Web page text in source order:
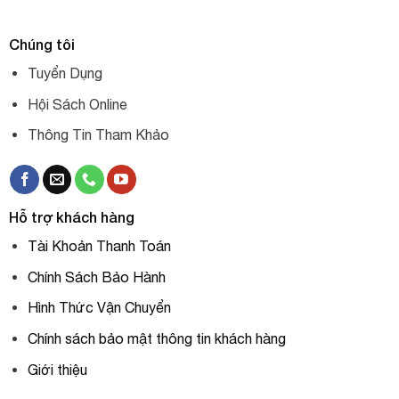
Chúng tôi
Tuyển Dụng
Hội Sách Online
Thông Tin Tham Khảo
Hỗ trợ khách hàng
Tài Khoản Thanh Toán
Chính Sách Bảo Hành
Hình Thức Vận Chuyển
Chính sách bảo mật thông tin khách hàng
Giới thiệu